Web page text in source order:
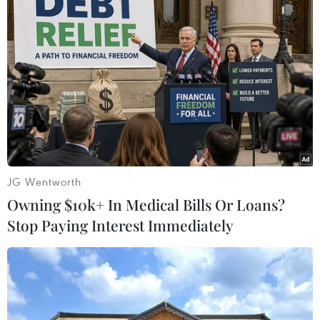
Theo dõi VietnamPlus
TIN LIÊN QUAN
JG Wentworth
Owning $10k+ In Medical Bills Or Loans?
Stop Paying Interest Immediately